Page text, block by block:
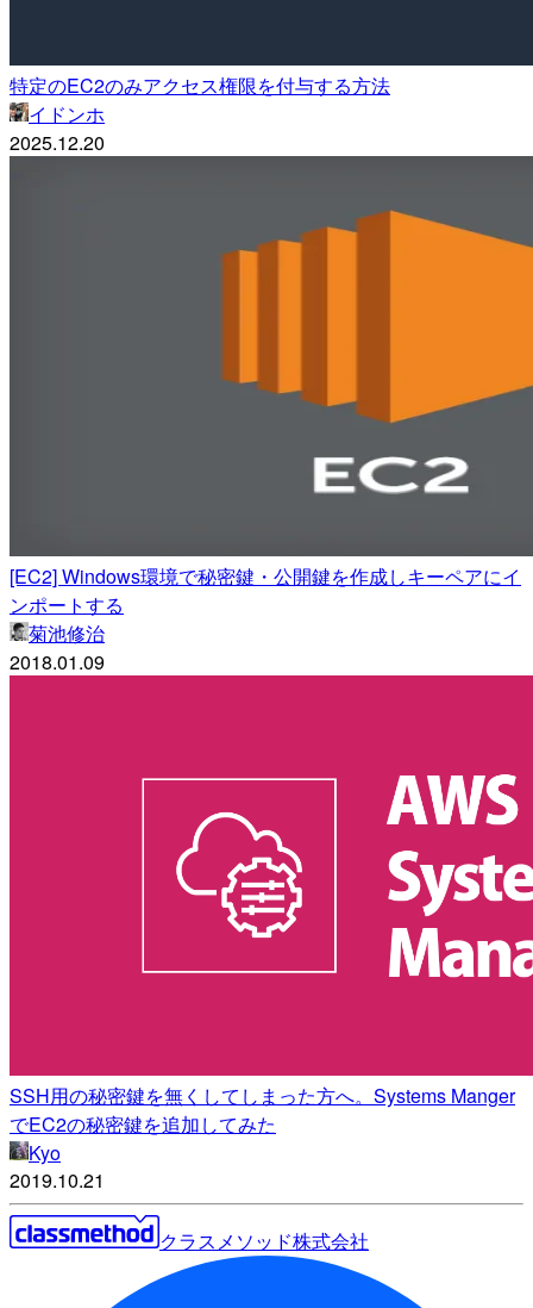
特定のEC2のみアクセス権限を付与する方法
イドンホ
2025.12.20
[EC2] Windows環境で秘密鍵・公開鍵を作成しキーペアにイ
ンポートする
菊池修治
2018.01.09
SSH用の秘密鍵を無くしてしまった方へ。Systems Manger
でEC2の秘密鍵を追加してみた
Kyo
2019.10.21
クラスメソッド株式会社